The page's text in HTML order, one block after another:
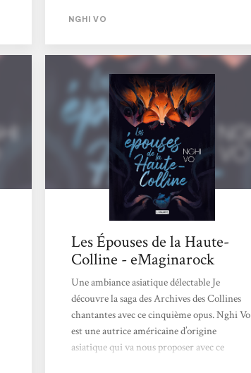
cette prochaine union. On retrouve
l’univers féérique de Nghi Vo avec grand
plaisir dans ce cinquième tome des Archives
tout en découvrant une fable plus cruelle
que ces précédentes. Faux semblants,
personnages énigmatiques, étrangetés, des...
NGHI VO
Les Épouses de la Haute-
Colline - eMaginarock
Une ambiance asiatique délectable Je
découvre la saga des Archives des Collines
chantantes avec ce cinquième opus. Nghi Vo
est une autrice américaine d’origine
asiatique qui va nous proposer avec ce